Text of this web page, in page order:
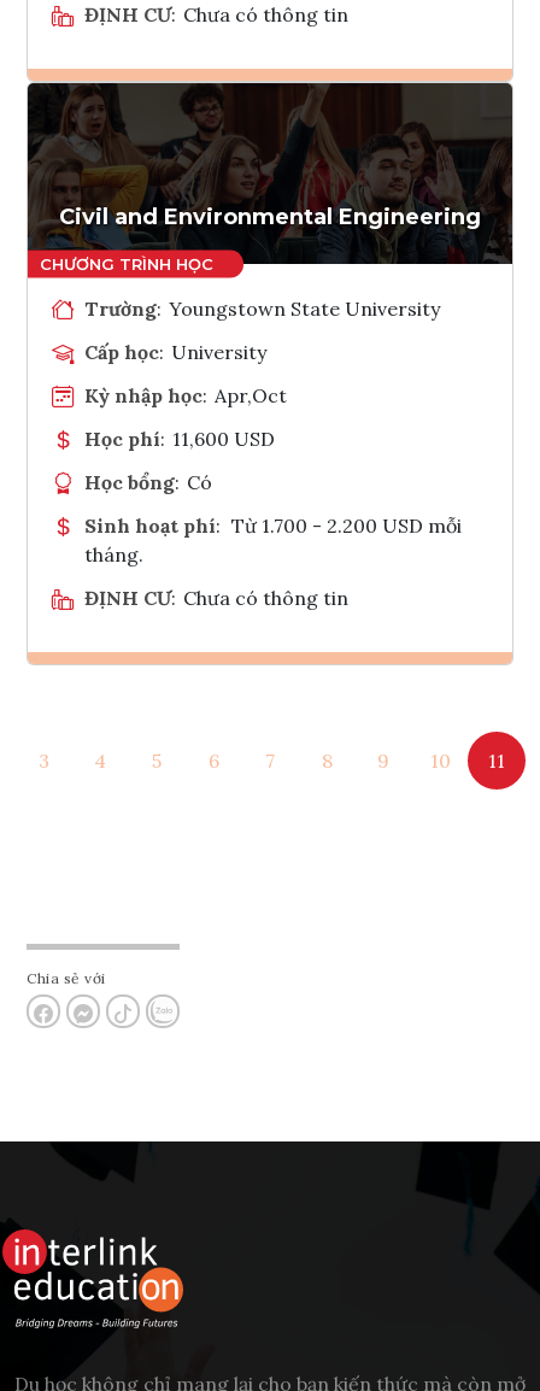
ĐỊNH CƯ: Chưa có thông tin
Ghi danh
Tham vấn Interlink
Civil and Environmental Engineering
Trường: Youngstown State University
Cấp học: University
Kỳ nhập học: Apr,Oct
Học phí: 11,600 USD
Học bổng: Có
Sinh hoạt phí: Từ 1.700 - 2.200 USD mỗi
tháng.
ĐỊNH CƯ: Chưa có thông tin
Tham vấn Interlink
3 4 5 6 7 8 9 10 11
Chia sẻ với
Du học không chỉ mang lại cho bạn kiến thức mà còn mở